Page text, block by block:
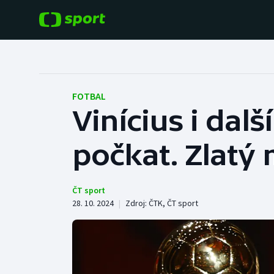
Hokej
Tenis
Cyklistika
Baseball a softbal
Basketbal
Boby a skeleton
Box
FOTBAL
Vinícius i
počkat. Zlatý
ČT sport
28. 10. 2024 | Zdroj: ČTK, ČT sport